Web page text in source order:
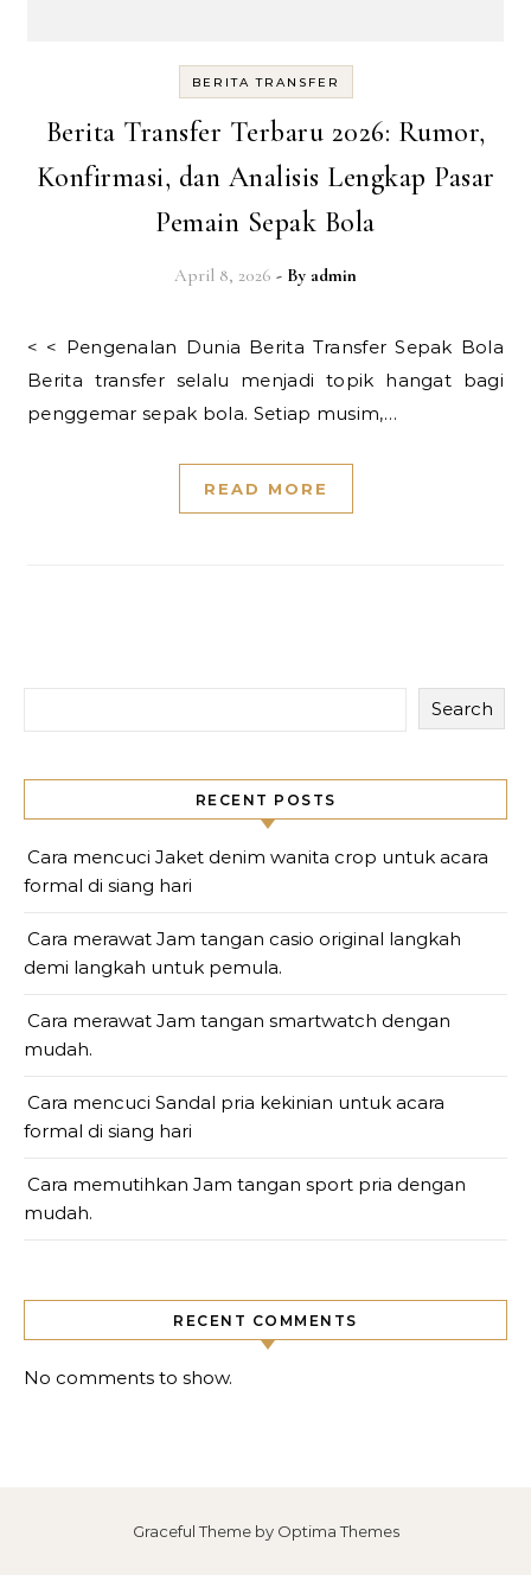
BERITA TRANSFER
Berita Transfer Terbaru 2026: Rumor,
Konfirmasi, dan Analisis Lengkap Pasar
Pemain Sepak Bola
April 8, 2026 - By admin
< < Pengenalan Dunia Berita Transfer Sepak Bola
Berita transfer selalu menjadi topik hangat bagi
penggemar sepak bola. Setiap musim,…
READ MORE
Search
RECENT POSTS
Cara mencuci Jaket denim wanita crop untuk acara
formal di siang hari
Cara merawat Jam tangan casio original langkah
demi langkah untuk pemula.
Cara merawat Jam tangan smartwatch dengan
mudah.
Cara mencuci Sandal pria kekinian untuk acara
formal di siang hari
Cara memutihkan Jam tangan sport pria dengan
mudah.
RECENT COMMENTS
No comments to show.
Graceful Theme by Optima Themes